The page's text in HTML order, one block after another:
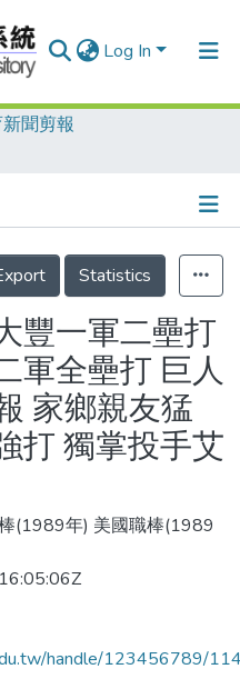
Log In
聞剪報
Statistics
豐一軍二壘打
軍全壘打 巨人
家鄉親友猛
打 獨掌投手艾
(1989年) 美國職棒(1989
handle/123456789/